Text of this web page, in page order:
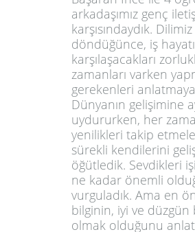
arkadaşımız genç
karşısındaydık. Dilimiz
döndüğünce, iş
karşılaşacakları
zamanları varken
gerekenleri anlatmaya
Dünyanın gelişimine
uydururken, her
yenilikleri takip
sürekli kendilerini
öğütledik. Sevdikleri
ne kadar önemli
vurguladık. Ama en
bilginin, iyi ve düzgün
olmak olduğunu